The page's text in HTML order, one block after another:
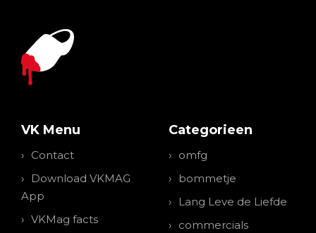
VK Menu
Contact
Download VKMAG
App
VKMag facts
Categorieen
omfg
bommetje
Lang Leve de Liefde
commercials